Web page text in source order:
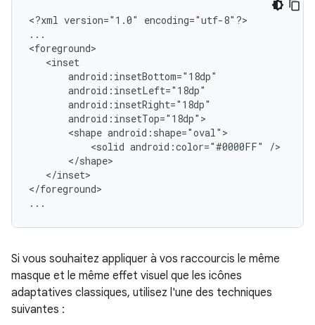
<?xml version="1.0"
encoding="utf-8"?>
...
<shape
<solid android:color="#0000FF"
</inset>
</foreground>
...
Si vous souhaitez appliquer à vos raccourcis le même
masque et le même effet visuel que les icônes
adaptatives classiques, utilisez l'une des techniques
suivantes :